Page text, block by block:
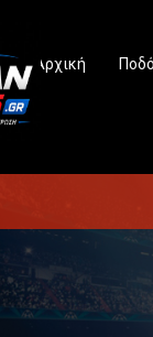
Αρχική